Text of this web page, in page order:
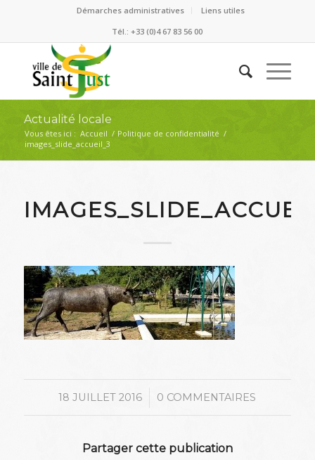
Démarches administratives
Liens utiles
Tél.: +33 (0)4 67 83 56 00
Actualité locale
Vous êtes ici : Accueil / Politique de confidentialité /
images_slide_accueil_3
18 JUILLET 2016
/ 0 COMMENTAIRES
Partager cette publication